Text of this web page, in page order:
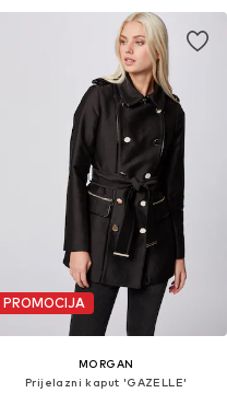
PROMOCIJA
MORGAN
Prijelazni kaput 'GAZELLE'